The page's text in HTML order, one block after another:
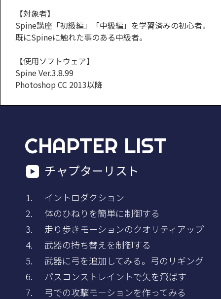
【対象者】
Spine講座「初級編」「中級編」を学習済みの初心者。
既にSpineに触れた事のある中級者。
【使用ソフトウェア】
Spine Ver.3.8.99
Photoshop CC 2013以降
CHAPTER LIST
チャプターリスト
イントロダクション
体のひねりを簡単に制御する
走り歩きモーションのクオリティアップ
武器の持ち替えを制御する
武器に弓を追加してみる。弓のリギング
パスコンストレイントで矢を飛ばす
弓での攻撃モーションを作ってみる